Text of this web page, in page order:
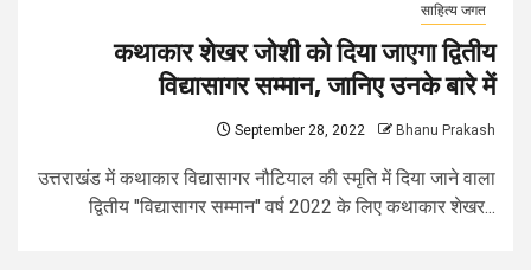
साहित्य जगत
कथाकार शेखर जोशी को दिया जाएगा द्वितीय
विद्यासागर सम्मान, जानिए उनके बारे में
September 28, 2022 Bhanu Prakash
उत्तराखंड में कथाकार विद्यासागर नौटियाल की स्मृति में दिया जाने वाला
द्वितीय "विद्यासागर सम्मान" वर्ष 2022 के लिए कथाकार शेखर...